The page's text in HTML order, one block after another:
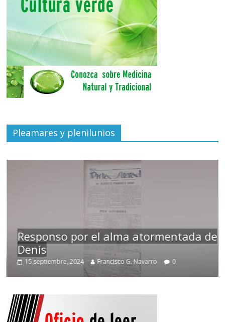
Pleamares y plenilunios
Responso por el alma atormentada de
Denís
15 septiembre, 2024 Francisco G. Navarro 0